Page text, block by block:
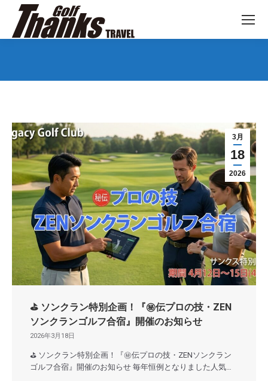
3月
18
2026
⛳ ソンクラン特別企画！『㊙️伝プロの技・ZEN
ソンクランゴルフ合宿』開催のお知らせ
2026年3月18日
⛳ ソンクラン特別企画！『㊙️伝プロの技・ZENソンクラン
ゴルフ合宿』開催のお知らせ 毎年恒例となりました人気…